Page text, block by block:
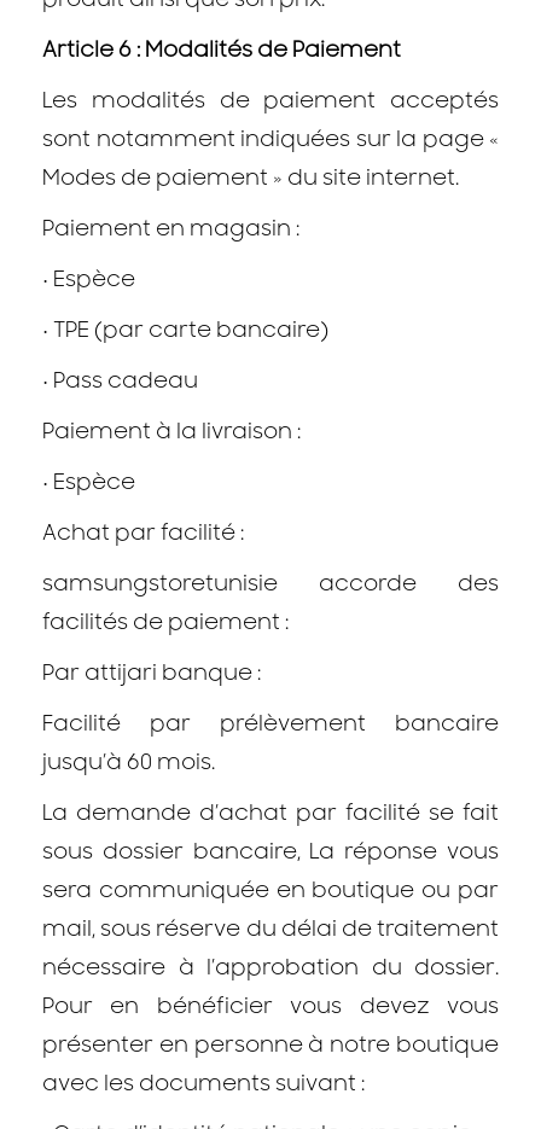
Article 6 : Modalités de Paiement
Les modalités de paiement acceptés
sont notamment indiquées sur la page «
Modes de paiement » du site internet.
Paiement en magasin :
• Espèce
• TPE (par carte bancaire)
• Pass cadeau
Paiement à la livraison :
• Espèce
Achat par facilité :
samsungstoretunisie accorde des
facilités de paiement :
Par attijari banque :
Facilité par prélèvement bancaire
jusqu’à 60 mois.
La demande d’achat par facilité se fait
sous dossier bancaire, La réponse vous
sera communiquée en boutique ou par
mail, sous réserve du délai de traitement
nécessaire à l’approbation du dossier.
Pour en bénéficier vous devez vous
présenter en personne à notre boutique
avec les documents suivant :